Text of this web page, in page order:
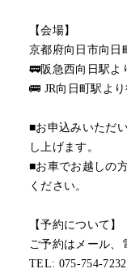
【会場】
京都府向日市向日
🚃阪急西向日駅よ
🚌 JR向日町駅よ
■お申込みいただ
し上げます。
■お車でお越しの
ください。
【予約について】
ご予約はメール、
TEL: 075-754-7232